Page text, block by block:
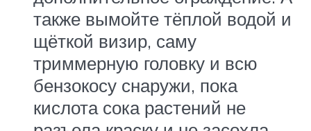
также вымойте тёплой водой и
щёткой визир, саму
триммерную головку и всю
бензокосу снаружи, пока
кислота сока растений не